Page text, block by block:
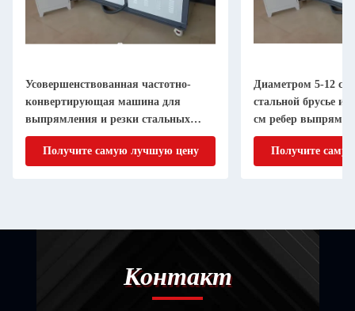
Усовершенствованная частотно-
конвертирующая машина для
выпрямления и резки стальных
стволов / ребер
Получите самую лучшую цену
Диаметром 5-12 см
стальной брусье и
см ребер
Получите
Контакт